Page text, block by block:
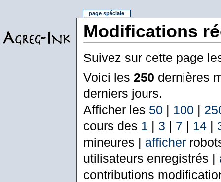
Modifications
Suivez sur cette page
Voici les 250 dernières
derniers jours.
Afficher les 50 | 100 |
cours des 1 | 3 | 7 | 14|
mineures | afficher
utilisateurs enregistrés |
contributions
page spéciale